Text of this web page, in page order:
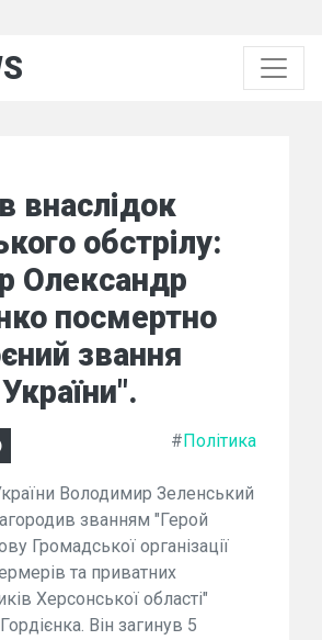
внаслідок
обстрілу:
Олександр
посмертно
звання
#Політика
Володимир Зеленський
званням "Герой
Громадської організації
та приватних
Херсонської області"
Він загинув 5